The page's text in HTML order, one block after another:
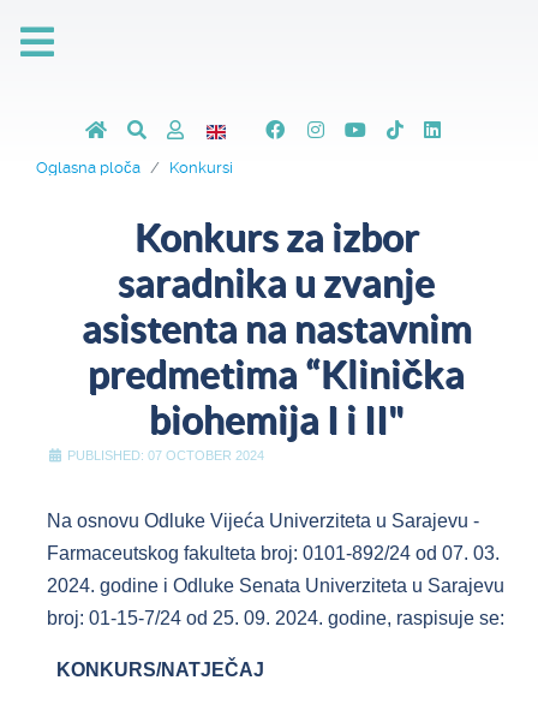
Oglasna ploča Konkursi
Konkurs za izbor
saradnika u zvanje
asistenta na nastavnim
predmetima “Klinička
biohemija I i II"
PUBLISHED: 07 OCTOBER 2024
Na osnovu Odluke Vijeća Univerziteta u Sarajevu -
Farmaceutskog fakulteta broj: 0101-892/24 od 07. 03.
2024. godine i Odluke Senata Univerziteta u Sarajevu
broj: 01-15-7/24 od 25. 09. 2024. godine, raspisuje se:
KONKURS/NATJEČAJ